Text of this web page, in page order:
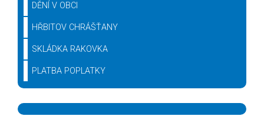
DĚNÍ V OBCI
HŘBITOV CHRÁŠŤANY
SKLÁDKA RAKOVKA
PLATBA POPLATKY